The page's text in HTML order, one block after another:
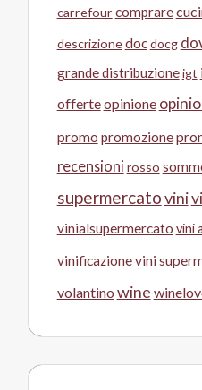
carrefour comprare
descrizionedocdocg
grande distribuzioneigt
offerteopinione
promo promozione
recensioni rosso
supermercatovini
vinialsupermercato vini
vinificazionevini
volantino wine